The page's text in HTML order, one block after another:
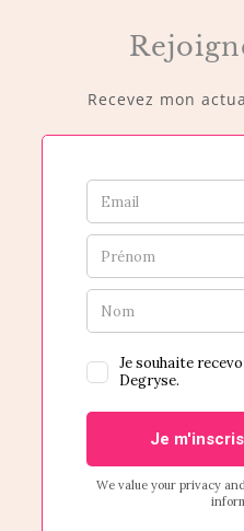
Recevez mon